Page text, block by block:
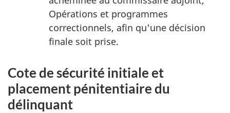
Opérations et programmes
correctionnels, afin qu'une décision
finale soit prise.
Cote de sécurité initiale et
placement pénitentiaire du
délinquant